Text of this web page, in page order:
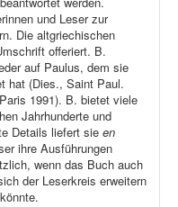
und Leser zur
Die altgriechischen
offeriert. B.
auf Paulus, dem sie
hat (Dies., Saint Paul.
1991). B. bietet viele
Jahrhunderte und
Details liefert sie en
ihre Ausführungen
wenn das Buch auch
der Leserkreis erweitern